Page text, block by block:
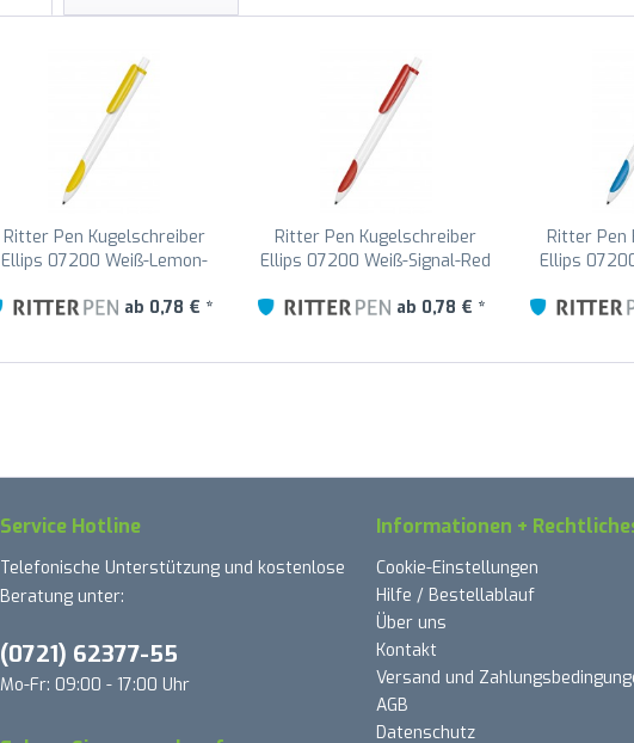
Ritter Pen Kugelschreiber
Ellips 07200 Weiß-Lemon-
ab 0,78 € *
Ritter Pen Kugelschreiber
Ellips 07200 Weiß-Signal-Red
ab 0,78 € *
Ritter Pen
Ellips
Service Hotline
Telefonische Unterstützung und kostenlose
Beratung unter:
(0721) 62377-55
Mo-Fr: 09:00 - 17:00 Uhr
Informationen +
Cookie-Einstellungen
Hilfe / Bestellablauf
Über uns
Kontakt
Versand und
AGB
Datenschutz